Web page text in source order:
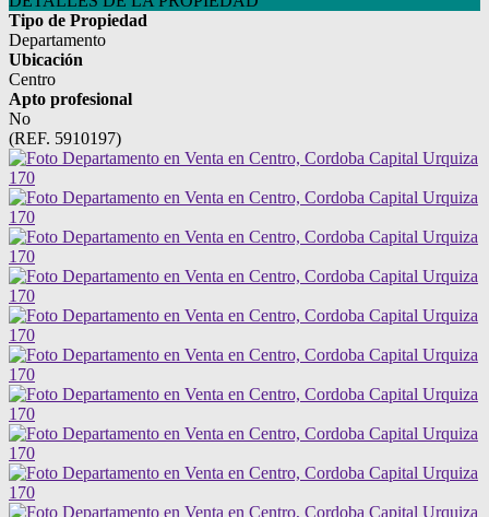
Tipo de Propiedad
Departamento
Ubicación
Centro
Apto profesional
No
(REF. 5910197)